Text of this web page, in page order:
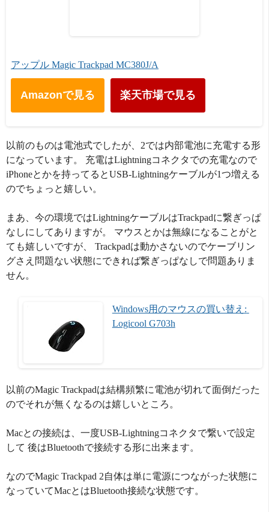
アップル Magic Trackpad MC380J/A
Amazonで見る 楽天市場で見る
以前のものは電池式でしたが、2では内部電池に充電する形
になっています。 充電はLightningコネクタでの充電なので
iPhoneとかを持ってるとUSB-Lightningケーブルが1つ増える
のでちょっと嬉しい。
まあ、今の環境ではLightningケーブルはTrackpadに繋ぎっぱ
なしにしてありますが。 マウスとかは無線になることがと
ても嬉しいですが、 Trackpadは動かさないのでケーブリン
グさえ問題ない状態にできれば繋ぎっぱなしで問題ありま
せん。
Windows用のマウスの買い替え:
Logicool G703h
以前のMagic Trackpadは結構頻繁に電池が切れて面倒だった
のでそれが無くなるのは嬉しいところ。
Macとの接続は、一度USB-Lightningコネクタで繋いで設定
して 後はBluetoothで接続する形に出来ます。
なのでMagic Trackpad 2自体は単に電源につながった状態に
なっていてMacとはBluetooth接続な状態です。